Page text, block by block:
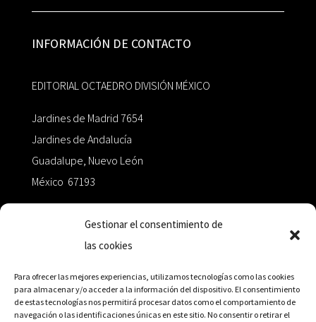
Gestionar el consentimiento de
las cookies
Para ofrecer las mejores experiencias, utilizamos tecnologías como las cookies
para almacenar y/o acceder a la información del dispositivo. El consentimiento
de estas tecnologías nos permitirá procesar datos como el comportamiento de
navegación o las identificaciones únicas en este sitio. No consentir o retirar el
INFORMACIÓN DE CONTACTO
EDITORIAL OCTAEDRO DIVISIÓN MÉXICO
Jardines de Madrid 7654
Jardines de Andalucía
Guadalupe, Nuevo León
México 67193
+52 811.499.5638
RED DE DISTRIBUCIÓN